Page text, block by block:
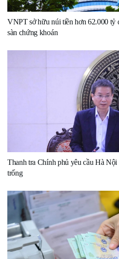
VNPT sở hữu núi tiền hơn 62.000 tỷ
sàn chứng khoán
Thanh tra Chính phủ yêu cầu Hà
trống